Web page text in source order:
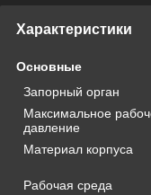
Характеристики
Основные
Запорный орган
Максимальное
давление
Материал корпуса
Рабочая среда